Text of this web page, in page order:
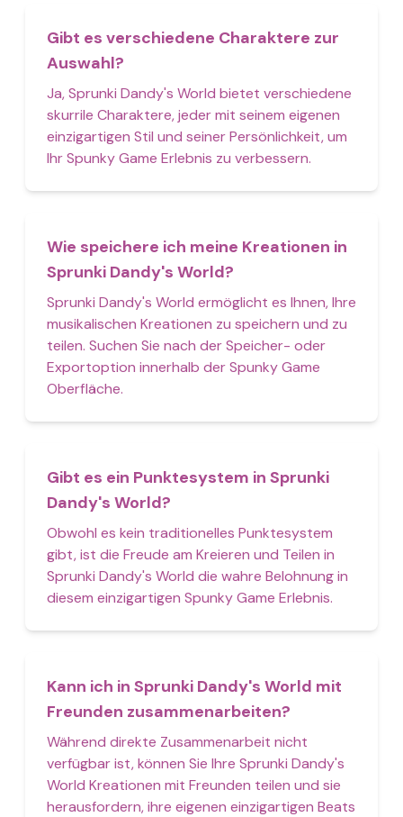
Gibt es verschiedene Charaktere zur
Auswahl?
Ja, Sprunki Dandy's World bietet verschiedene
skurrile Charaktere, jeder mit seinem eigenen
einzigartigen Stil und seiner Persönlichkeit, um
Ihr Spunky Game Erlebnis zu verbessern.
Wie speichere ich meine Kreationen in
Sprunki Dandy's World?
Sprunki Dandy's World ermöglicht es Ihnen, Ihre
musikalischen Kreationen zu speichern und zu
teilen. Suchen Sie nach der Speicher- oder
Exportoption innerhalb der Spunky Game
Oberfläche.
Gibt es ein Punktesystem in Sprunki
Dandy's World?
Obwohl es kein traditionelles Punktesystem
gibt, ist die Freude am Kreieren und Teilen in
Sprunki Dandy's World die wahre Belohnung in
diesem einzigartigen Spunky Game Erlebnis.
Kann ich in Sprunki Dandy's World mit
Freunden zusammenarbeiten?
Während direkte Zusammenarbeit nicht
verfügbar ist, können Sie Ihre Sprunki Dandy's
World Kreationen mit Freunden teilen und sie
herausfordern, ihre eigenen einzigartigen Beats